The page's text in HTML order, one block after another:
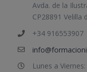
Avda. de la
CP28891 Velilla
+34 916553907
Lunes a